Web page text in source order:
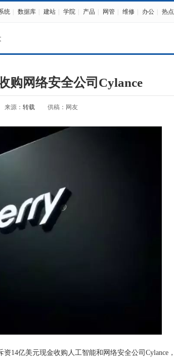
统 数据库 建站 学院 产品 网管 维修 办公 热点
购网络安全公司Cylance
来源： 转载 供稿：网友
14亿美元现金收购人工智能和网络安全公司Cylance，